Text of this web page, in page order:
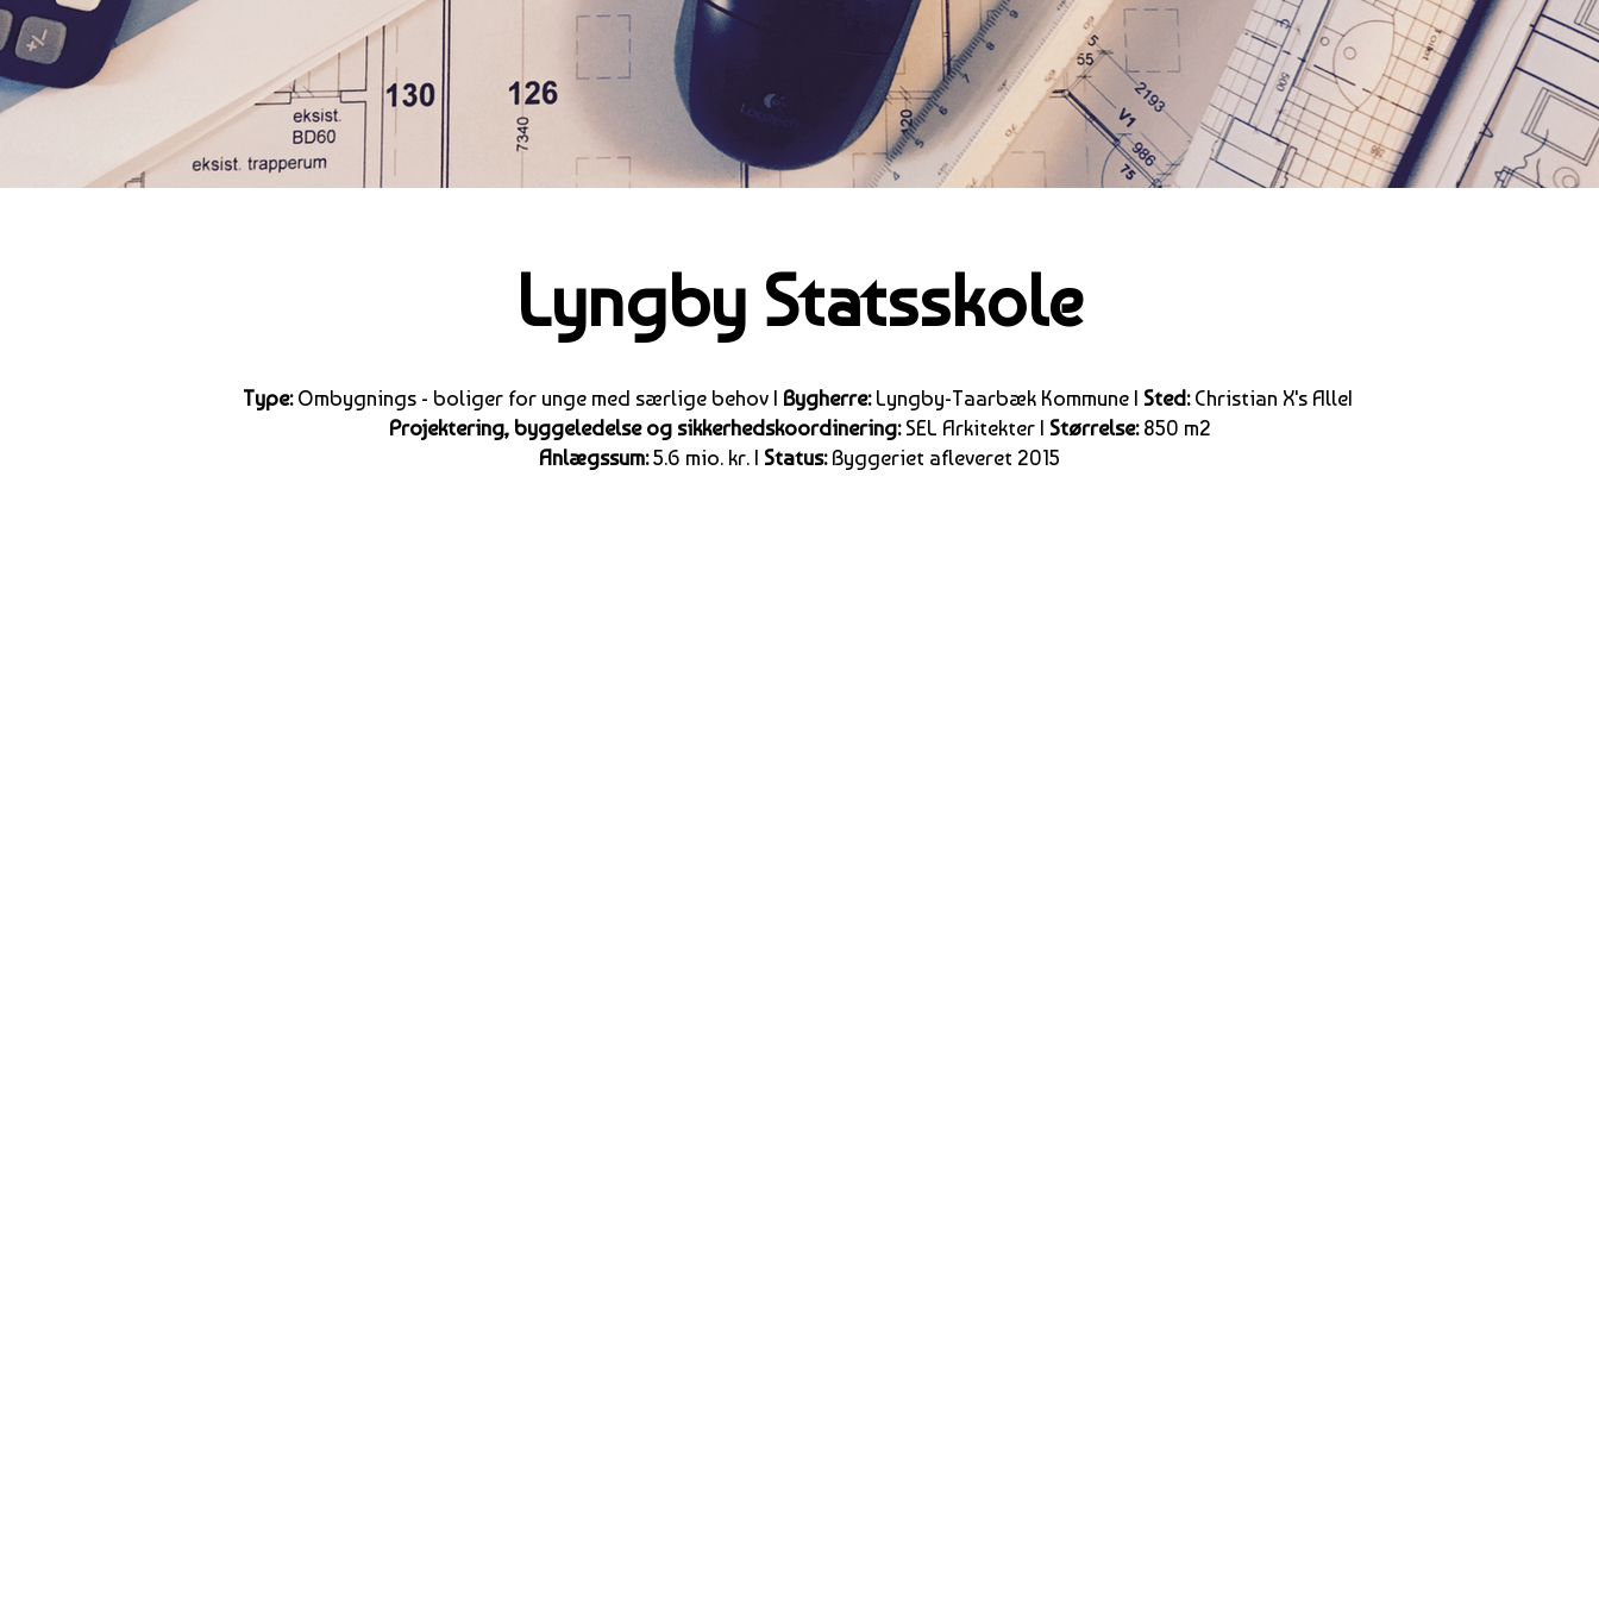
Lyngby Statsskole
Type:Ombygnings - boliger for unge med særlige behov | Bygherre:Lyngby-Taarbæk Kommune | Sted:Christian X's Alle|
Projektering, byggeledelse og sikkerhedskoordinering:SEL Arkitekter | Størrelse:850 m2
Anlægssum:5.6 mio. kr. | Status:Byggeriet afleveret 2015